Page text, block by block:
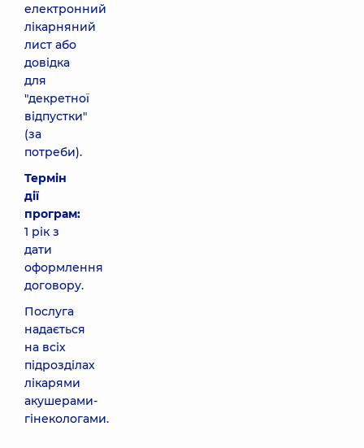
електронний
лікарняний
лист або
довідка
для
"декретної
відпустки"
(за
потреби).
Термін
дії
програм:
1 рік з
дати
оформлення
договору.
Послуга
надається
на всіх
підрозділах
лікарями
акушерами-
гінекологами.